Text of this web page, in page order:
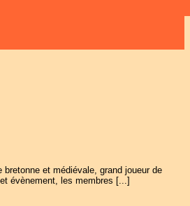
et médiévale, grand joueur de
évènement, les membres [...]